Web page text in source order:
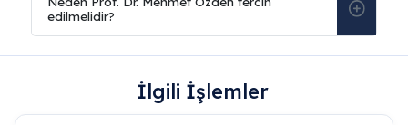
İlgili İşlemler